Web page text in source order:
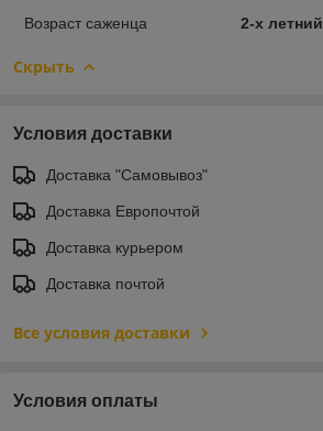
Возраст саженца
2-х летний
Скрыть
Условия доставки
Доставка "Самовывоз"
Доставка Европочтой
Доставка курьером
Доставка почтой
Все условия доставки
Условия оплаты